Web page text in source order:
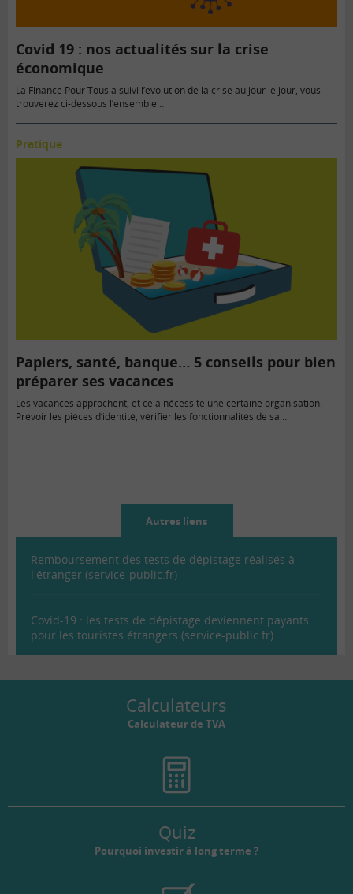
Covid 19 : nos actualités sur la crise
économique
La Finance Pour Tous a suivi l’évolution de la crise au jour le jour, vous
trouverez ci-dessous l’ensemble…
Pratique
Papiers, santé, banque… 5 conseils pour bien
préparer ses vacances
Les vacances approchent, et cela nécessite une certaine organisation.
Prévoir les pièces d’identité, vérifier les fonctionnalités de sa…
Autres liens
Remboursement des tests de dépistage réalisés à
l'étranger (service-public.fr)
Covid-19 : les tests de dépistage deviennent payants
pour les touristes étrangers (service-public.fr)
Calculateurs
Calculateur de TVA
Quiz
Pourquoi investir à long terme ?